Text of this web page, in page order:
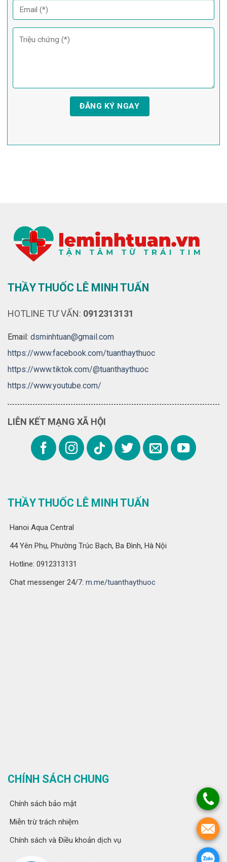
THẦY THUỐC LÊ MINH TUẤN
HOTLINE TƯ VẤN: 0912313131
Email: dsminhtuan@gmail.com
https://www.facebook.com/tuanthaythuoc
https://www.tiktok.com/@tuanthaythuoc
https://www.youtube.com/
LIÊN KẾT MẠNG XÃ HỘI
THẦY THUỐC LÊ MINH TUẤN
Hanoi Aqua Central
44 Yên Phụ, Phường Trúc Bạch, Ba Đình, Hà Nội
Hotline: 0912313131
Chat messenger 24/7: m.me/tuanthaythuoc
CHÍNH SÁCH CHUNG
Chính sách bảo mật
Miễn trừ trách nhiệm
Chính sách và Điều khoản dịch vụ